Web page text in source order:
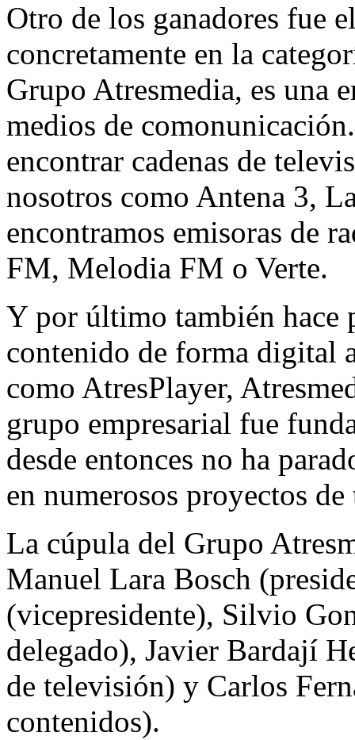
Otro de los ganadores fue
concretamente en la
Grupo Atresmedia, es una
medios de
encontrar cadenas de
nosotros como Antena 3,
encontramos emisoras de
FM, Melodia FM o Verte.
Y por último también hace
contenido de forma digital
como AtresPlayer,
grupo empresarial fue
desde entonces no ha
en numerosos proyectos
La cúpula del Grupo
Manuel Lara Bosch
(vicepresidente), Silvio
delegado), Javier Bardají
de televisión) y Carlos
contenidos).